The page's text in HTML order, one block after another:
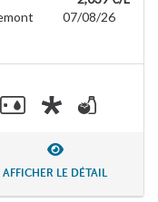
07/08/26
AFFICHER LE DÉTAIL